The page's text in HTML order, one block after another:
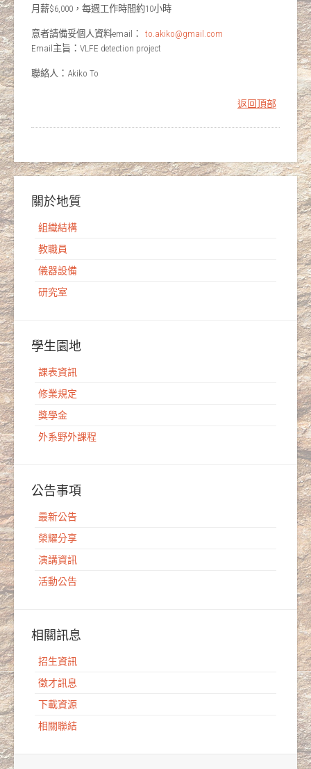
月薪$6,000，每週工作時間約10小時
意者請備妥個人資料email：
to.akiko@gmail.com
Email主旨：VLFE detection project
聯絡人：Akiko To
返回頂部
關於地質
組織結構
教職員
儀器設備
研究室
學生園地
課表資訊
修業規定
獎學金
外系野外課程
公告事項
最新公告
榮耀分享
演講資訊
活動公告
相關訊息
招生資訊
徵才訊息
下載資源
相關聯結